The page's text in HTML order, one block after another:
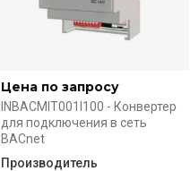
Цена по запросу
INBACMIT001I100 - Конвертер
для подключения в сеть
BACnet
Производитель